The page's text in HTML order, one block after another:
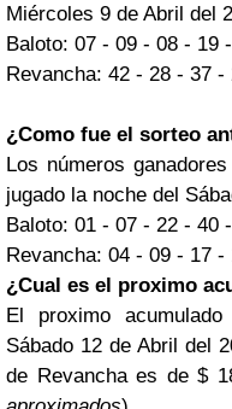
Miércoles 9 de Abril del
Baloto: 07 - 09 - 08 - 19
Revancha: 42 - 28 - 37 -
¿Como fue el sorteo
Los números
jugado la noche del
Baloto: 01 - 07 - 22 - 40
Revancha: 04 - 09 - 17 -
¿Cual es el proximo
El proximo
Sábado 12 de Abril del
de Revancha es de $